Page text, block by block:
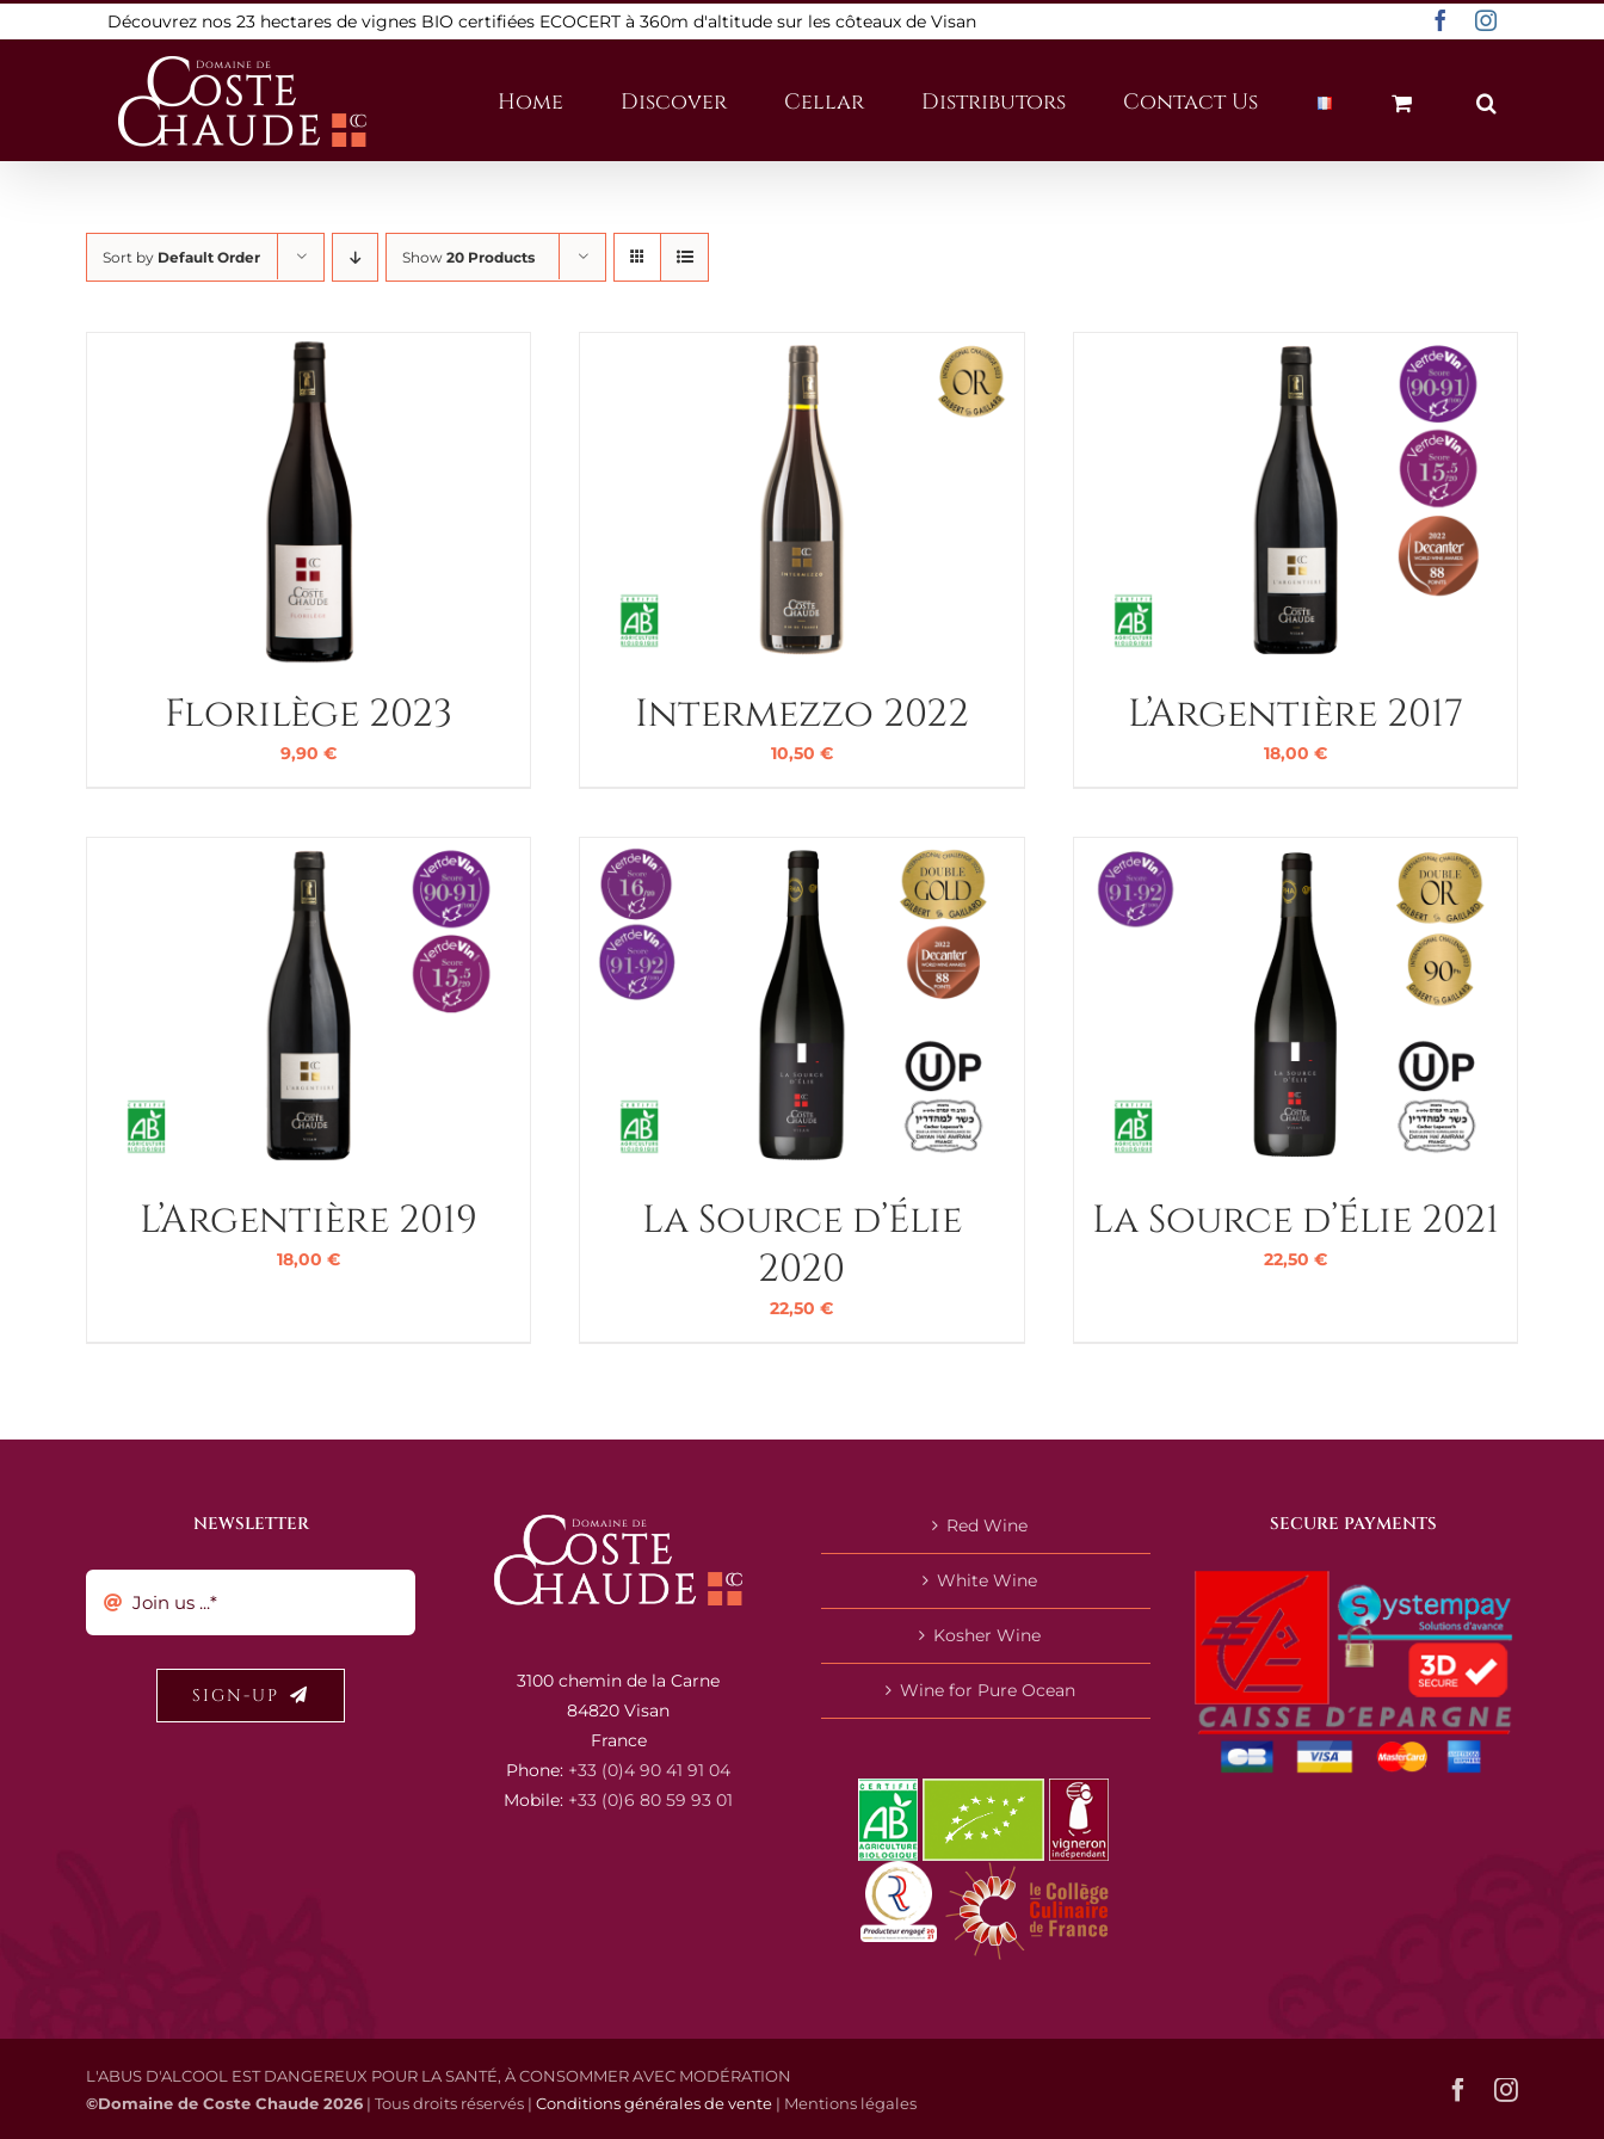
to
Découvrez nos 23 hectares de vignes BIO certifiées ECOCERT à 360m d'altitude sur les côteaux de Visan FacebookInstagram
Home Discover Cellar Distributors Contact Us
Sort by Default Order Show 20 Products
Florilège 2023
9,90 €
Intermezzo 2022
10,50 €
L’Argentière 2017
18,00 €
L’Argentière 2019
18,00 €
La Source d’Élie
2020
22,50 €
La Source d’Élie 2021
22,50 €
NEWSLETTER
SIGN-UP
3100 chemin de la Carne
84820 Visan
France
Phone: +33 (0)4 90 41 91 04
Mobile: +33 (0)6 80 59 93 01
Red Wine
White Wine
Kosher Wine
Wine for Pure Ocean
SECURE PAYMENTS
L'ABUS D'ALCOOL EST DANGEREUX POUR LA SANTÉ, À CONSOMMER AVEC MODÉRATION
©Domaine de Coste Chaude 2026 | Tous droits réservés | Conditions générales de vente | Mentions légales
Facebook